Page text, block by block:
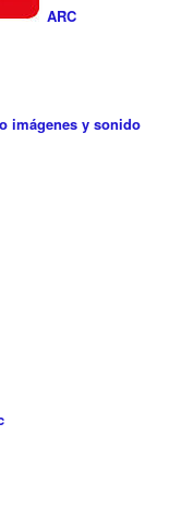
ARC
imágenes y sonido